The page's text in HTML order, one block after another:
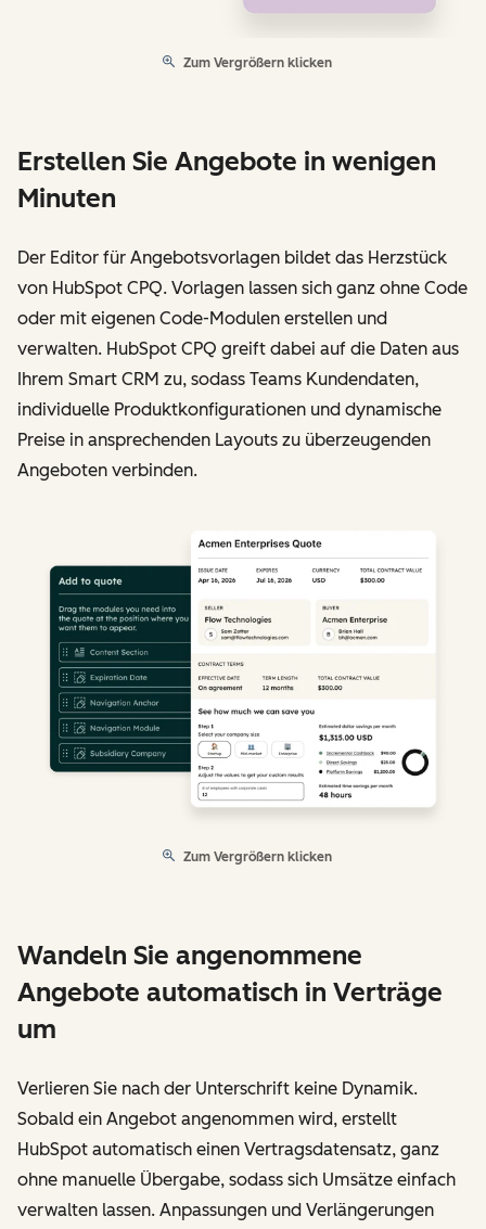
Zum Vergrößern klicken
Erstellen Sie Angebote in wenigen
Minuten
Der Editor für Angebotsvorlagen bildet das Herzstück
von HubSpot CPQ. Vorlagen lassen sich ganz ohne Code
oder mit eigenen Code-Modulen erstellen und
verwalten. HubSpot CPQ greift dabei auf die Daten aus
Ihrem Smart CRM zu, sodass Teams Kundendaten,
individuelle Produktkonfigurationen und dynamische
Preise in ansprechenden Layouts zu überzeugenden
Angeboten verbinden.
Zum Vergrößern klicken
Wandeln Sie angenommene
Angebote automatisch in Verträge
um
Verlieren Sie nach der Unterschrift keine Dynamik.
Sobald ein Angebot angenommen wird, erstellt
HubSpot automatisch einen Vertragsdatensatz, ganz
ohne manuelle Übergabe, sodass sich Umsätze einfach
verwalten lassen. Anpassungen und Verlängerungen